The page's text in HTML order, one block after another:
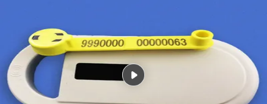
여
행